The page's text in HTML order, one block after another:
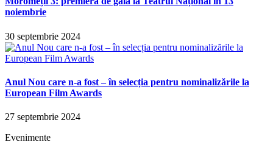
noiembrie
30 septembrie 2024
Anul Nou care n-a fost – în selecția pentru nominalizările la
European Film Awards
27 septembrie 2024
Evenimente